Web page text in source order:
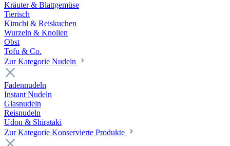
Kräuter & Blattgemüse
Tierisch
Kimchi & Reiskuchen
Wurzeln & Knollen
Obst
Tofu & Co.
Zur Kategorie Nudeln
Fadennudeln
Instant Nudeln
Glasnudeln
Reisnudeln
Udon & Shirataki
Zur Kategorie Konservierte Produkte